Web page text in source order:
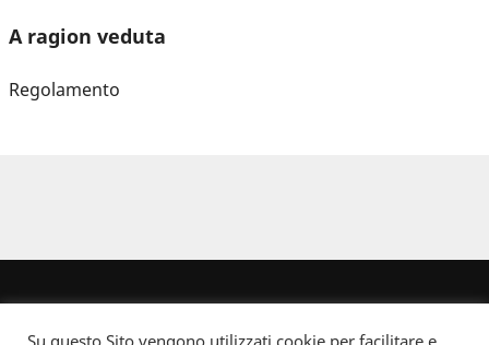
A ragion veduta
Regolamento
Su questo Sito vengono utilizzati cookie per facilitare e